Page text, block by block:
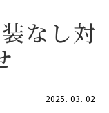
なし対
2025 03 02